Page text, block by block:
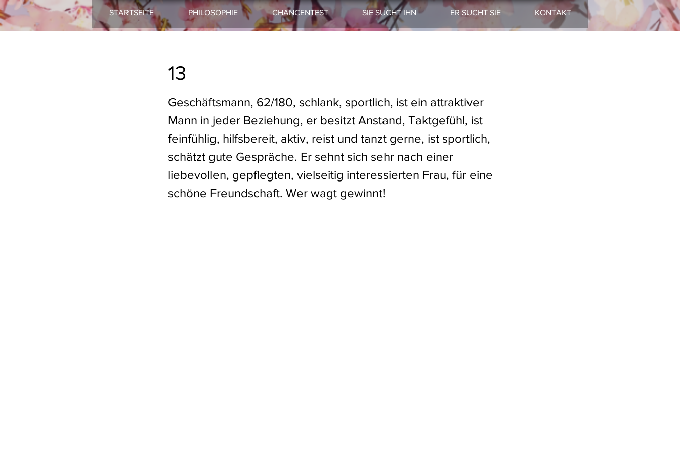
STARTSEITE PHILOSOPHIE CHANCENTEST SIE SUCHT IHN ER SUCHT SIE KONTAKT
13
Geschäftsmann, 62/180, schlank, sportlich, ist ein attraktiver
Mann in jeder Beziehung, er besitzt Anstand, Taktgefühl, ist
feinfühlig, hilfsbereit, aktiv, reist und tanzt gerne, ist sportlich,
schätzt gute Gespräche. Er sehnt sich sehr nach einer
liebevollen, gepflegten, vielseitig interessierten Frau, für eine
schöne Freundschaft. Wer wagt gewinnt!